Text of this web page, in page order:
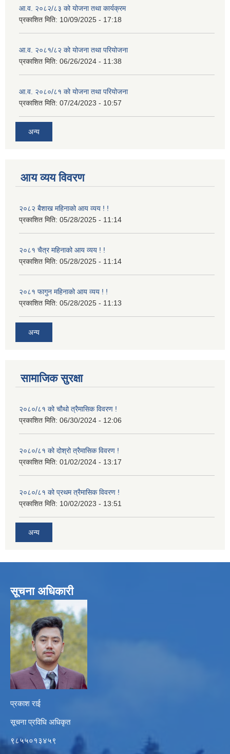
आ.व. २०८२/८३ को योजना तथा कार्यक्रम
प्रकाशित मिति: 10/09/2025 - 17:18
आ.व. २०८१/८२ को योजना तथा परियोजना
प्रकाशित मिति: 06/26/2024 - 11:38
आ.व. २०८०/८१ को योजना तथा परियोजना
प्रकाशित मिति: 07/24/2023 - 10:57
अन्य
आय व्यय विवरण
२०८२ बैशाख महिनाको आय व्यय ! !
प्रकाशित मिति: 05/28/2025 - 11:14
२०८१ चैत्र महिनाको आय व्यय ! !
प्रकाशित मिति: 05/28/2025 - 11:14
२०८१ फागुन महिनाको आय व्यय ! !
प्रकाशित मिति: 05/28/2025 - 11:13
अन्य
सामाजिक सुरक्षा
२०८०/८१ को चौथो त्रैमासिक विवरण !
प्रकाशित मिति: 06/30/2024 - 12:06
२०८०/८१ को दोश्रो त्रैमासिक विवरण !
प्रकाशित मिति: 01/02/2024 - 13:17
२०८०/८१ को प्रथम त्रैमासिक विवरण !
प्रकाशित मिति: 10/02/2023 - 13:51
अन्य
सूचना अधिकारी
प्रकाश राई
सूचना प्रविधि अधिकृत
९८५५०१३४५९